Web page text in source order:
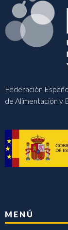
Federación
de Alimentación y
MENÚ